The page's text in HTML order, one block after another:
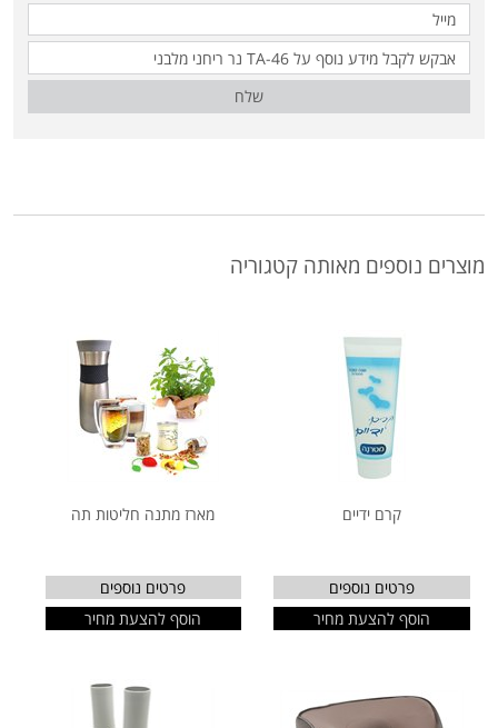
שלח
מוצרים נוספים מאותה קטגוריה
קרם ידיים
פרטים נוספים
הוסף להצעת מחיר
מארז מתנה חליטות תה
פרטים נוספים
הוסף להצעת מחיר